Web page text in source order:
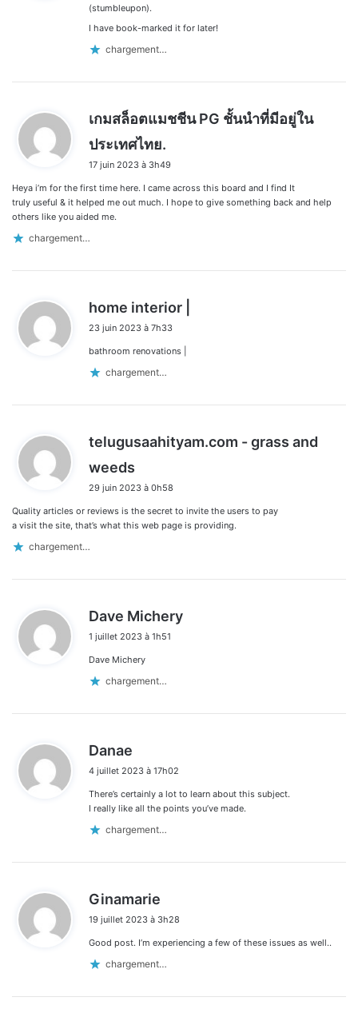
(stumbleupon).
I have book-marked it for later!
chargement…
เกมสล็อตแมชชีน PG ชั้นนำที่มีอยู่ใน
ประเทศไทย.
t
:
17 juin 2023 à 3h49
Heya i’m for the first time here. I came across this board and I find It
truly useful & it helped me out much. I hope to give something back and help
others like you aided me.
chargement…
home interior |
23 juin 2023 à 7h33
bathroom renovations |
chargement…
telugusaahityam.com - grass and
weeds
t
:
29 juin 2023 à 0h58
Quality articles or reviews is the secret to invite the users to pay
a visit the site, that’s what this web page is providing.
chargement…
Dave Michery
1 juillet 2023 à 1h51
Dave Michery
chargement…
Danae
t
4 juillet 2023 à 17h02
There’s certainly a lot to learn about this subject.
I really like all the points you’ve made.
chargement…
Ginamarie
t
19 juillet 2023 à 3h28
Good post. I’m experiencing a few of these issues as well..
chargement…